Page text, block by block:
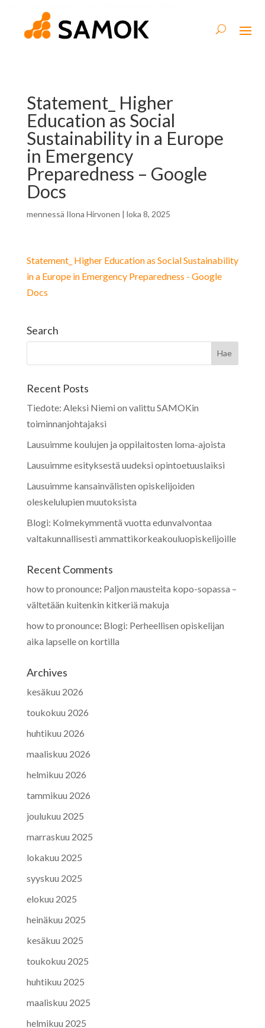
Statement_ Higher
Education as Social
Sustainability in a Europe
in Emergency
Preparedness – Google
Docs
mennessä Ilona Hirvonen | loka 8, 2025
Statement_ Higher Education as Social Sustainability
in a Europe in Emergency Preparedness - Google
Docs
Search
Recent Posts
Tiedote: Aleksi Niemi on valittu SAMOKin
toiminnanjohtajaksi
Lausuimme koulujen ja oppilaitosten loma-ajoista
Lausuimme esityksestä uudeksi opintoetuuslaiksi
Lausuimme kansainvälisten opiskelijoiden
oleskelulupien muutoksista
Blogi: Kolmekymmentä vuotta edunvalvontaa
valtakunnallisesti ammattikorkeakouluopiskelijoille
Recent Comments
how to pronounce: Paljon mausteita kopo-sopassa –
vältetään kuitenkin kitkeriä makuja
how to pronounce: Blogi: Perheellisen opiskelijan
aika lapselle on kortilla
Archives
kesäkuu 2026
toukokuu 2026
huhtikuu 2026
maaliskuu 2026
helmikuu 2026
tammikuu 2026
joulukuu 2025
marraskuu 2025
lokakuu 2025
syyskuu 2025
elokuu 2025
heinäkuu 2025
kesäkuu 2025
toukokuu 2025
huhtikuu 2025
maaliskuu 2025
helmikuu 2025